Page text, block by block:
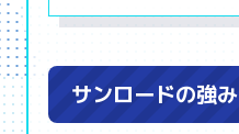
サンロードの強み